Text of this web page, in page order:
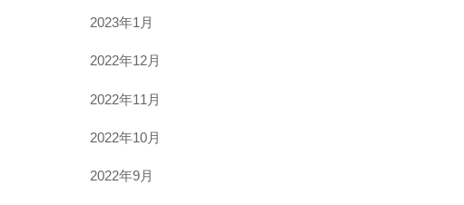
2023年1月
2022年12月
2022年11月
2022年10月
2022年9月